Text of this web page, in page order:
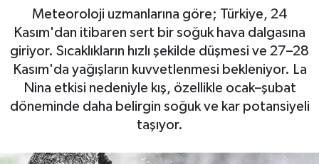
Meteoroloji uzmanlarına göre; Türkiye, 24
Kasım'dan itibaren sert bir soğuk hava dalgasına
giriyor. Sıcaklıkların hızlı şekilde düşmesi ve 27–28
Kasım'da yağışların kuvvetlenmesi bekleniyor. La
Nina etkisi nedeniyle kış, özellikle ocak–şubat
döneminde daha belirgin soğuk ve kar potansiyeli
taşıyor.
EKONOMİ
GÜNDEM
MAGAZİN
EĞİTİM
Tüm Manşetler
Son Dakika Haberleri
Haber Arşivi